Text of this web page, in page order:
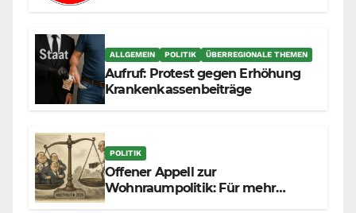
ALLGEMEIN POLITIK ÜBERREGIONALE THEMEN
Aufruf: Protest gegen Erhöhung
Krankenkassenbeiträge
POLITIK
Offener Appell zur
Wohnraumpolitik: Für mehr